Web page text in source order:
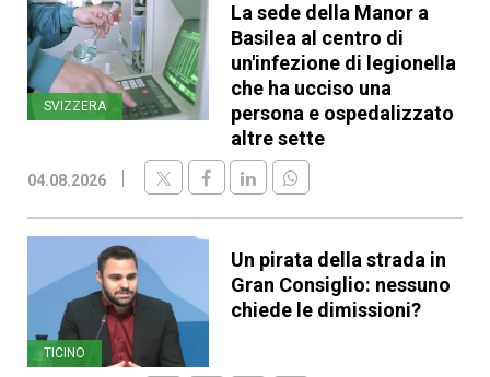
SVIZZERA
La sede della Manor a
Basilea al centro di
un'infezione di legionella
che ha ucciso una
persona e ospedalizzato
altre sette
04.08.2026
TICINO
Un pirata della strada in
Gran Consiglio: nessuno
chiede le dimissioni?